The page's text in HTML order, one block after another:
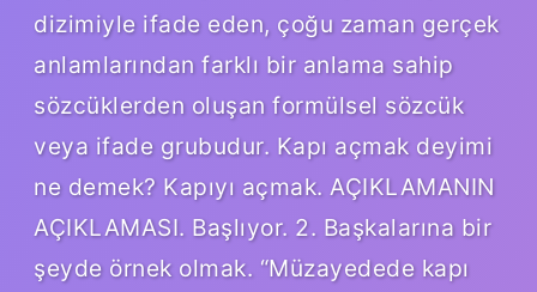
dizimiyle ifade eden, çoğu zaman gerçek
anlamlarından farklı bir anlama sahip
sözcüklerden oluşan formülsel sözcük
veya ifade grubudur. Kapı açmak deyimi
ne demek? Kapıyı açmak. AÇIKLAMANIN
AÇIKLAMASI. Başlıyor. 2. Başkalarına bir
şeyde örnek olmak. “Müzayedede kapı